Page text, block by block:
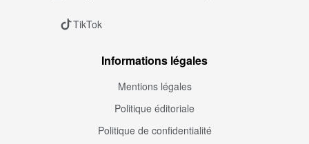
TikTok
Informations légales
Mentions légales
Politique éditoriale
Politique de confidentialité